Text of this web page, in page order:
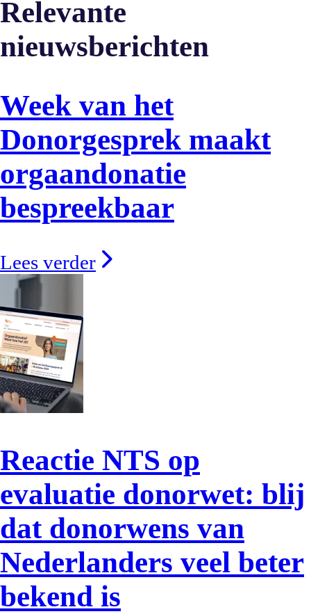
Relevante
nieuwsberichten
Week van het
Donorgesprek maakt
orgaandonatie
bespreekbaar
Lees verder
Reactie NTS op
evaluatie donorwet: blij
dat donorwens van
Nederlanders veel beter
bekend is